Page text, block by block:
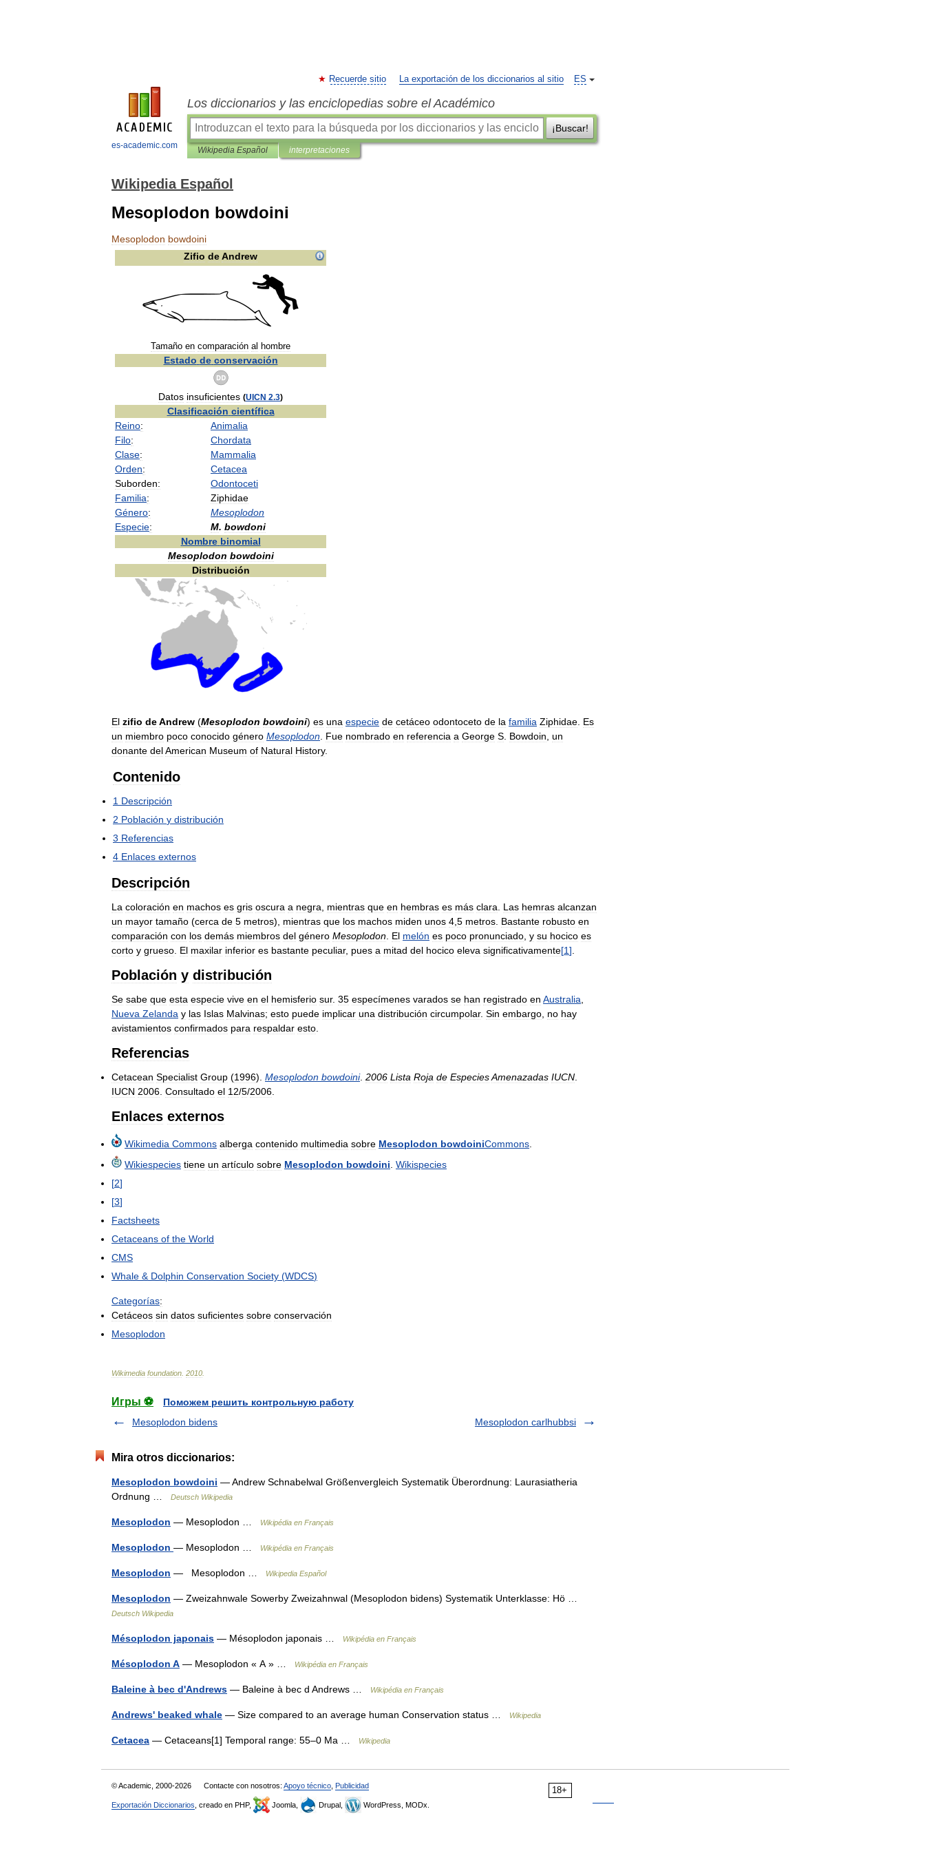
es-academic.com
ES
Recuerde sitio La exportación de los diccionarios al sitio
Los diccionarios y las enciclopedias sobre el Académico
¡Buscar!
Wikipedia Español interpretaciones
Wikipedia Español
Mesoplodon bowdoini
Mesoplodon bowdoini
Zifio de Andrew
Tamaño en comparación al hombre
Estado de conservación
Datos insuficientes (UICN 2.3)
Clasificación científica
Reino:
Animalia
Filo:
Chordata
Clase:
Mammalia
Orden:
Cetacea
Suborden:
Odontoceti
Familia:
Ziphidae
Género:
Mesoplodon
Especie: M. bowdoni
Nombre binomial
Mesoplodon bowdoini
Distribución
El zifio deAndrew (Mesoplodon bowdoini) es una especie de cetáceo odontoceto de la familia Ziphidae Es
un miembro poco conocido género Mesoplodon Fue nombrado en referencia a George S Bowdoin un
donante delAmerican Museum of Natural History.
Contenido
1 Descripción
2 Población y distribución
3 Referencias
4 Enlaces externos
Descripción
La coloración en machos es gris oscura a negra mientras que en hembras es más clara Las hemras alcanzan
un mayor tamaño (cerca de 5 metros), mientras que los machos miden unos 4 5 metros Bastante robusto en
comparación con los demás miembros del género Mesoplodon El melón es poco pronunciado y su hocico es
corto y grueso El maxilar inferior es bastante peculiar, pues a mitad del hocico eleva significativamente[1]
Población y distribución
Se sabe que esta especie vive en el hemisferio sur. 35 especímenes varados se han registrado en Australia
Nueva Zelanda y las Islas Malvinas; esto puede implicar una distribución circumpolar. Sin embargo no hay
avistamientos confirmados para respaldar esto
Referencias
Cetacean Specialist Group (1996). Mesoplodon bowdoini. 2006 Lista Roja de EspeciesAmenazadas IUCN
IUCN 2006 Consultado el 12/5/2006
Enlaces externos
Wikimedia Commons alberga contenido multimedia sobre Mesoplodon bowdoiniCommons
Wikiespecies tiene un artículo sobre Mesoplodon bowdoini Wikispecies
[2]
[3]
Factsheets
Cetaceans of the World
CMS
Whale & Dolphin Conservation Society (WDCS)
Categorías:
Cetáceos sin datos suficientes sobre conservación
Mesoplodon
Wikimedia foundation 2010
Игры ⚽
Поможем решить контрольную работу
Mesoplodon bidens
Mesoplodon carlhubbsi
Mira otros diccionarios:
Mesoplodon bowdoini — Andrew Schnabelwal Größenvergleich Systematik Überordnung: Laurasiatheria
Ordnung …
Deutsch Wikipedia
Mesoplodon — Mesoplodon … Wikipédia en Français
Mesoplodon — Mesoplodon … Wikipédia en Français
Mesoplodon — Mesoplodon … Wikipedia Español
Mesoplodon — Zweizahnwale Sowerby Zweizahnwal (Mesoplodon bidens) Systematik Unterklasse: Hö …
Deutsch Wikipedia
Mésoplodon japonais — Mésoplodon japonais … Wikipédia en Français
Mésoplodon A — Mesoplodon « A » … Wikipédia en Français
Baleine à bec d'Andrews — Baleine à bec d Andrews … Wikipédia en Français
Andrews' beaked whale — Size compared to an average human Conservation status … Wikipedia
Cetacea — Cetaceans[1] Temporal range: 55–0 Ma … Wikipedia
18+
© Academic, 2000-2026 Contacte con nosotros: Apoyo técnico Publicidad
Exportación Diccionarios , creado en PHP, Joomla, Drupal, WordPress, MODx.